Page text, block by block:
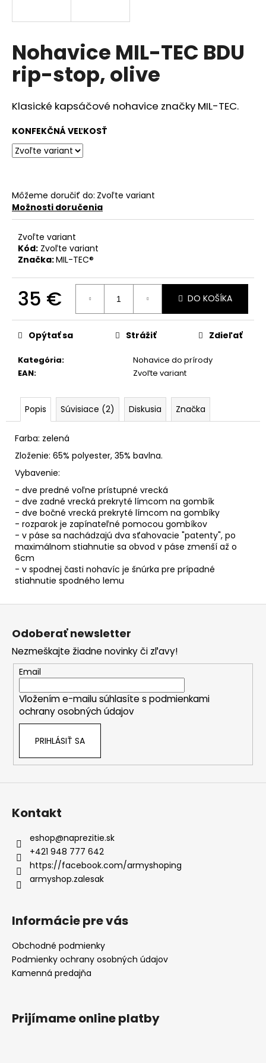
Nohavice MIL-TEC BDU
rip-stop, olive
Klasické kapsáčové nohavice značky MIL-TEC.
KONFEKČNÁ VEĽKOSŤ
Môžeme doručiť do: Zvoľte variant
Možnosti doručenia
Zvoľte variant
Kód: Zvoľte variant
Značka:MIL-TEC®
35 €
cena:
DO KOŠÍKA
Kategória:
Nohavice do prírody
EAN: Zvoľte variant
Opýtať sa Strážiť Zdieľať
Popis Súvisiace (2) Diskusia Značka
Farba: zelená
Zloženie: 65% polyester, 35% bavlna.
Vybavenie:
- dve predné voľne prístupné vrecká
- dve zadné vrecká prekryté límcom na gombík
- dve bočné vrecká prekryté límcom na gombíky
- rozparok je zapínateľné pomocou gombíkov
- v páse sa nachádzajú dva sťahovacie "patenty", po
maximálnom stiahnutie sa obvod v páse zmenší až o
6cm
- v spodnej časti nohavíc je šnúrka pre prípadné
stiahnutie spodného lemu
s
ť
?
O
d
p
ú
a
m
e
Z
Odoberať newsletter
Nezmeškajte žiadne novinky či zľavy!
Email
Vložením e-mailu súhlasíte s podmienkami
ochrany osobných údajov
PRIHLÁSIŤ SA
Kontakt
eshop@naprezitie.sk
+421 948 777 642
https://facebook.com/armyshoping
armyshop.zalesak
Informácie pre vás
Obchodné podmienky
Podmienky ochrany osobných údajov
Kamenná predajňa
Prijímame online platby